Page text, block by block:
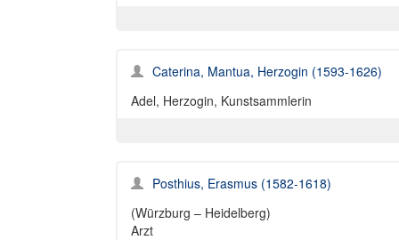
Caterina, Mantua, Herzogin (1593-1626)
Adel, Herzogin, Kunstsammlerin
Posthius, Erasmus (1582-1618)
(Würzburg – Heidelberg)
Arzt